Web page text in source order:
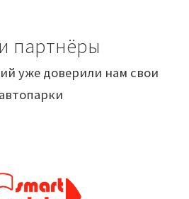
партнёры
уже доверили нам свои
автопарки